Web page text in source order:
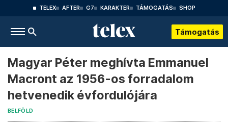
TELEX AFTER G7 KARAKTER TÁMOGATÁS SHOP
Támogatás
Magyar Péter meghívta Emmanuel
Macront az 1956-os forradalom
hetvenedik évfordulójára
BELFÖLD